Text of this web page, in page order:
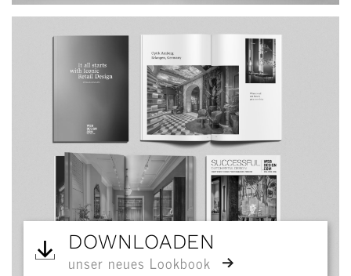
DOWNLOADEN
unser neues Lookbook